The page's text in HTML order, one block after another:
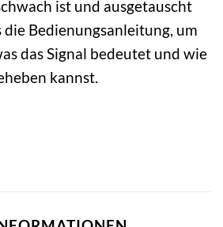
ist und ausgetauscht
die Bedienungsanleitung, um
das Signal bedeutet und wie
kannst.